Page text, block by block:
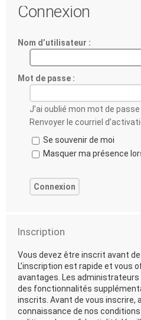
Connexion
Nom d’utilisateur :
Mot de passe :
J’ai oublié mon mot de passe
Renvoyer le courriel
Se souvenir de moi
Masquer ma présence
Inscription
Vous devez être inscrit avant
L’inscription est rapide et vous
avantages. Les
des fonctionnalités
inscrits. Avant de vous inscrire,
connaissance de nos